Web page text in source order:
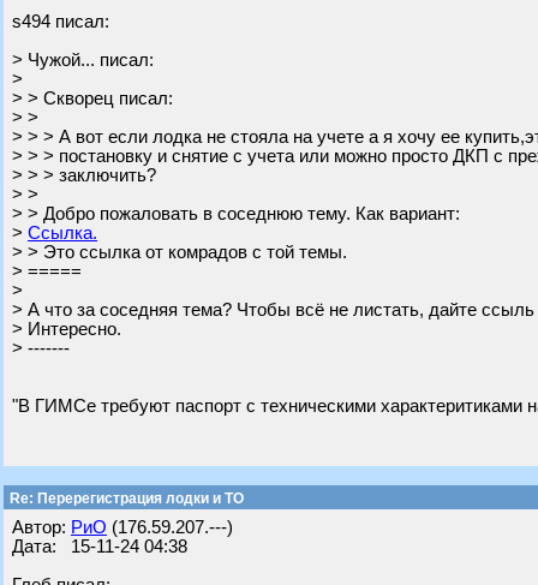
s494 писал:
> Чужой... писал:
>
> > Скворец писал:
> >
> > > А вот если лодка не стояла на учете а я хочу ее
> > > постановку и снятие с учета или можно просто ДКП с
> > > заключить?
> >
> > Добро пожаловать в соседнюю тему. Как вариант:
> Ссылка.
> > Это ссылка от комрадов с той темы.
> =====
>
> А что за соседняя тема? Чтобы всё не листать, дайте ссыль
> Интересно.
> -------
"В ГИМСе требуют паспорт с техническими характеритиками
Re: Перерегистрация лодки и ТО
Автор: РиО (176.59.207.---)
Дата: 15-11-24 04:38